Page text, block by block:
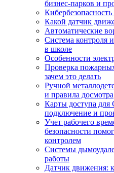
бизнес‑парков и
Какой датчик
Автоматические
Система контроля
в школе
Особенности
Проверка
зачем это делать
Ручной
и правила досмотра
Карты доступа
подключение и
Учет рабочего
безопасности
контролем
Системы
работы
Датчик движения: